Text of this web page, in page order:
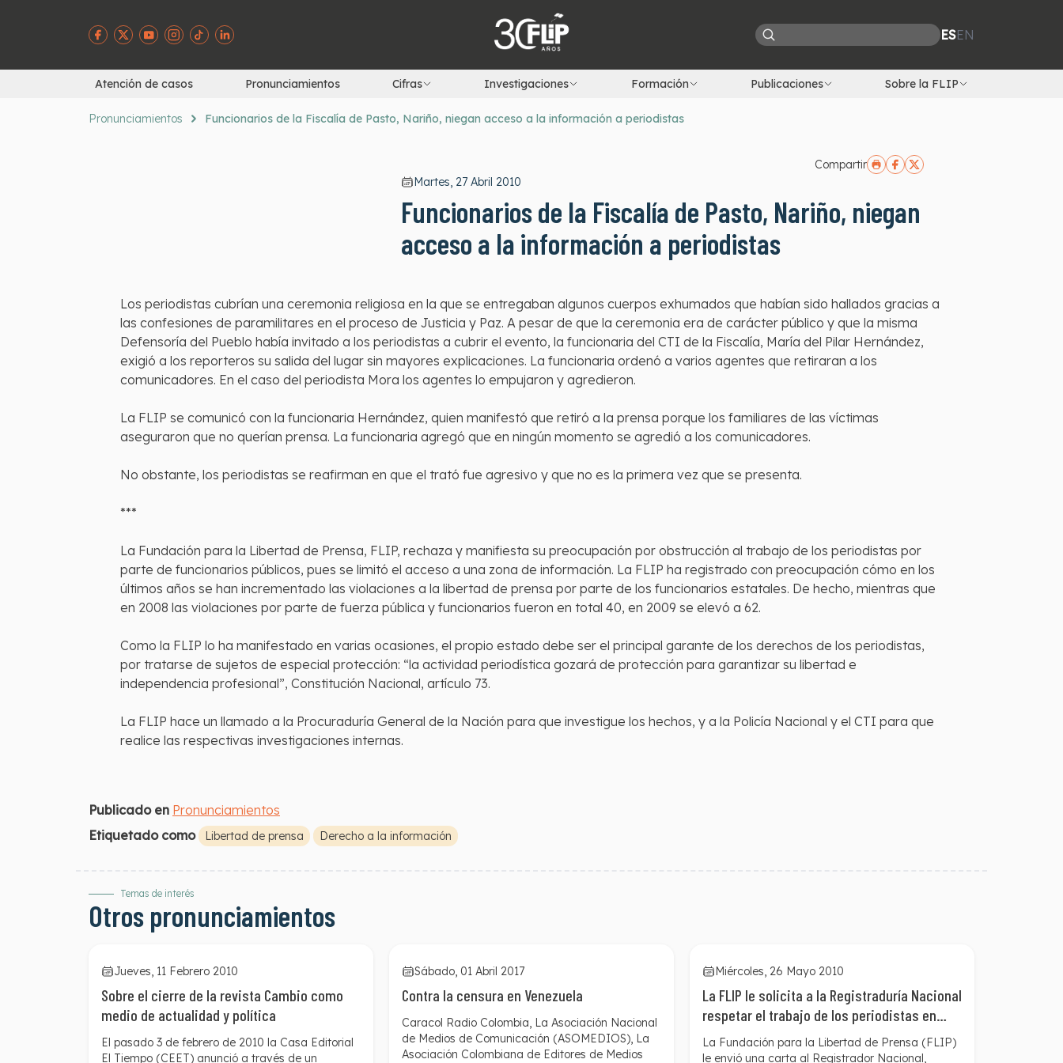
ESEN
Atención de casos Pronunciamientos Cifras Investigaciones Formación Publicaciones Sobre la FLIP
Pronunciamientos Funcionarios de la Fiscalía de Pasto, Nariño, niegan acceso a la información a periodistas
Compartir
Martes, 27 Abril 2010
Funcionarios de la Fiscalía de Pasto, Nariño, niegan
acceso a la información a periodistas
Los periodistas cubrían una ceremonia religiosa en la que se entregaban algunos cuerpos exhumados que habían sido hallados gracias a
las confesiones de paramilitares en el proceso de Justicia y Paz. A pesar de que la ceremonia era de carácter público y que la misma
Defensoría del Pueblo había invitado a los periodistas a cubrir el evento, la funcionaria del CTI de la Fiscalía, María del Pilar Hernández,
exigió a los reporteros su salida del lugar sin mayores explicaciones. La funcionaria ordenó a varios agentes que retiraran a los
comunicadores. En el caso del periodista Mora los agentes lo empujaron y agredieron.
La FLIP se comunicó con la funcionaria Hernández, quien manifestó que retiró a la prensa porque los familiares de las víctimas
aseguraron que no querían prensa. La funcionaria agregó que en ningún momento se agredió a los comunicadores.
No obstante, los periodistas se reafirman en que el trató fue agresivo y que no es la primera vez que se presenta.
***
La Fundación para la Libertad de Prensa, FLIP, rechaza y manifiesta su preocupación por obstrucción al trabajo de los periodistas por
parte de funcionarios públicos, pues se limitó el acceso a una zona de información. La FLIP ha registrado con preocupación cómo en los
últimos años se han incrementado las violaciones a la libertad de prensa por parte de los funcionarios estatales. De hecho, mientras que
en 2008 las violaciones por parte de fuerza pública y funcionarios fueron en total 40, en 2009 se elevó a 62.
Como la FLIP lo ha manifestado en varias ocasiones, el propio estado debe ser el principal garante de los derechos de los periodistas,
por tratarse de sujetos de especial protección: “la actividad periodística gozará de protección para garantizar su libertad e
independencia profesional”, Constitución Nacional, artículo 73.
La FLIP hace un llamado a la Procuraduría General de la Nación para que investigue los hechos, y a la Policía Nacional y el CTI para que
realice las respectivas investigaciones internas.
Publicado en Pronunciamientos
Etiquetado como
Libertad de prensa Derecho a la información
Temas de interés
Otros pronunciamientos
Jueves, 11 Febrero 2010
Sobre el cierre de la revista Cambio como
medio de actualidad y política
El pasado 3 de febrero de 2010 la Casa Editorial
El Tiempo (CEET) anunció a través de un
Sábado, 01 Abril 2017
Contra la censura en Venezuela
Caracol Radio Colombia, La Asociación Nacional
de Medios de Comunicación (ASOMEDIOS), La
Asociación Colombiana de Editores de Medios
Miércoles, 26 Mayo 2010
La FLIP le solicita a la Registraduría Nacional
respetar el trabajo de los periodistas en
elecciones presidenciales
La Fundación para la Libertad de Prensa (FLIP)
le envió una carta al Registrador Nacional,